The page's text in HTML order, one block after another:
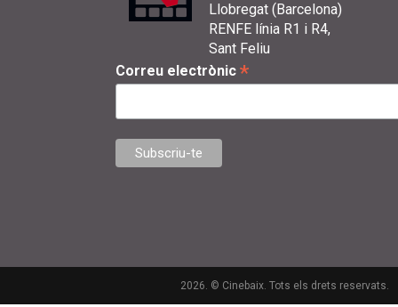
Llobregat (Barcelona)
RENFE línia R1 i R4,
Sant Feliu
Correu electrònic *
2026. © Cinebaix. Tots els drets reservats.